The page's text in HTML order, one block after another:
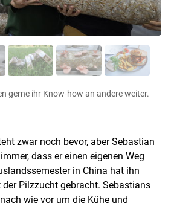
gerne ihr Know-how an andere weiter.
zwar noch bevor, aber Sebastian
dass er einen eigenen Weg
in China hat ihn
Pilzzucht gebracht. Sebastians
wie vor um die Kühe und